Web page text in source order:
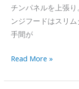
チンパネルを上張
ンジフードはスリ
手間が
シ
テ
Read More »